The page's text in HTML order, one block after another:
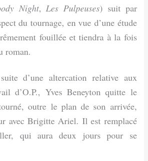
Night, Les Pulpeuses) suit par
du tournage, en vue d’une étude
fouillée et tiendra à la fois
roman.
d’une altercation relative aux
d’O.P., Yves Beneyton quitte le
outre le plan de son arrivée,
avec Brigitte Ariel. Il est remplacé
qui aura deux jours pour se